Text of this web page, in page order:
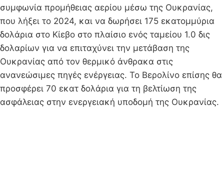
συμφωνία προμήθειας αερίου μέσω της Ουκρανίας,
που λήξει το 2024, και να δωρήσει 175 εκατομμύρια
δολάρια στο Κίεβο στο πλαίσιο ενός ταμείου 1.0 δις
δολαρίων για να επιταχύνει την μετάβαση της
Ουκρανίας από τον θερμικό άνθρακα στις
ανανεώσιμες πηγές ενέργειας. Το Βερολίνο επίσης θα
προσφέρει 70 εκατ δολάρια για τη βελτίωση της
ασφάλειας στην ενεργειακή υποδομή της Ουκρανίας.